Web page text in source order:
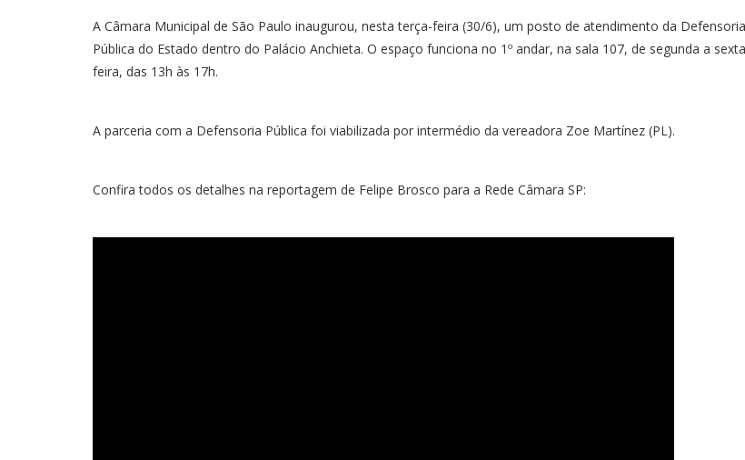
A Câmara Municipal de São Paulo inaugurou, nesta terça-feira (30/6), um posto de atendimento da Defensoria
Pública do Estado dentro do Palácio Anchieta. O espaço funciona no 1º andar, na sala 107, de segunda a
feira, das 13h às 17h.
A parceria com a Defensoria Pública foi viabilizada por intermédio da vereadora Zoe Martínez (PL).
Confira todos os detalhes na reportagem de Felipe Brosco para a Rede Câmara SP: